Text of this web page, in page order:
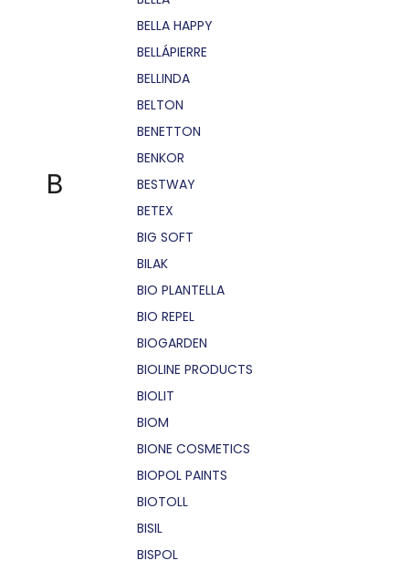
B
BELLA HAPPY
BELLÁPIERRE
BELLINDA
BELTON
BENETTON
BENKOR
BESTWAY
BETEX
BIG SOFT
BILAK
BIO PLANTELLA
BIO REPEL
BIOGARDEN
BIOLINE PRODUCTS
BIOLIT
BIOM
BIONE COSMETICS
BIOPOL PAINTS
BIOTOLL
BISIL
BISPOL